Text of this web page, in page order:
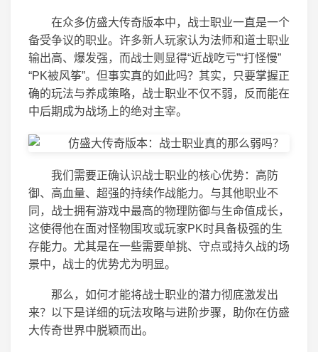
在众多仿盛大传奇版本中，战士职业一直是一个
备受争议的职业。许多新人玩家认为法师和道士职业
输出高、爆发强，而战士则显得“近战吃亏”“打怪慢”
“PK被风筝”。但事实真的如此吗？其实，只要掌握正
确的玩法与养成策略，战士职业不仅不弱，反而能在
中后期成为战场上的绝对主宰。
我们需要正确认识战士职业的核心优势：高防
御、高血量、超强的持续作战能力。与其他职业不
同，战士拥有游戏中最高的物理防御与生命值成长，
这使得他在面对怪物围攻或玩家PK时具备极强的生
存能力。尤其是在一些需要单挑、守点或持久战的场
景中，战士的优势尤为明显。
那么，如何才能将战士职业的潜力彻底激发出
来？以下是详细的玩法攻略与进阶步骤，助你在仿盛
大传奇世界中脱颖而出。